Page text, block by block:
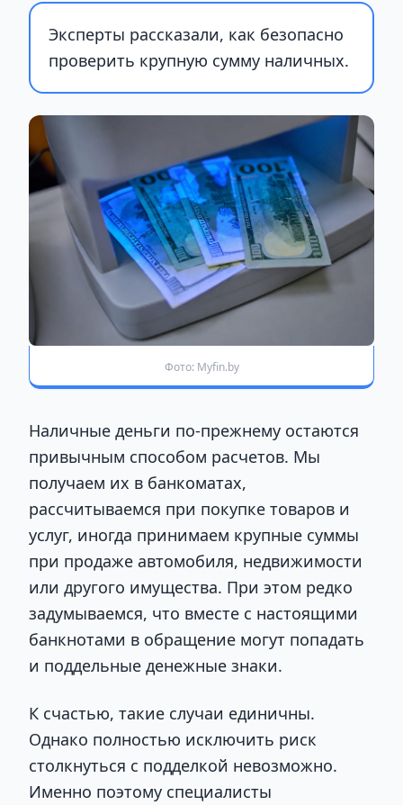
Эксперты рассказали, как безопасно
проверить крупную сумму наличных.
Фото: Myfin.by
Наличные деньги по-прежнему остаются
привычным способом расчетов. Мы
получаем их в банкоматах,
рассчитываемся при покупке товаров и
услуг, иногда принимаем крупные суммы
при продаже автомобиля, недвижимости
или другого имущества. При этом редко
задумываемся, что вместе с настоящими
банкнотами в обращение могут попадать
и поддельные денежные знаки.
К счастью, такие случаи единичны.
Однако полностью исключить риск
столкнуться с подделкой невозможно.
Именно поэтому специалисты